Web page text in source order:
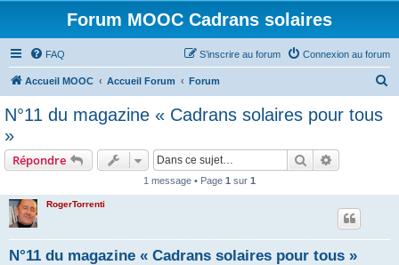
Forum MOOC Cadrans solaires
FAQ Connexion au forum
S’inscrire au forum
Accueil MOOC Accueil Forum Forum
N°11 du magazine « Cadrans solaires pour tous
»
Répondre Rechercher
1 message • Page 1 sur 1
RogerTorrenti
N°11 du magazine « Cadrans solaires pour tous »